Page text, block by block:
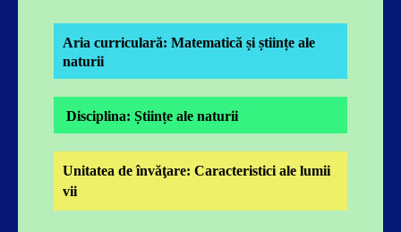
Aria curriculară: Matematică și științe ale
naturii
Disciplina: Științe ale naturii
Unitatea de învăţare: Caracteristici ale lumii
vii